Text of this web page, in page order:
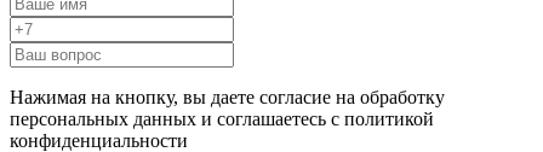
Нажимая на кнопку, вы даете согласие на обработку
персональных данных и соглашаетесь c политикой
конфиденциальности